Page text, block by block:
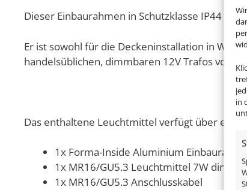
in
Dieser Einbaurahmen in Schutzklasse IP44
Er ist sowohl für die Deckeninstallation in
handelsüblichen, dimmbaren 12V Trafos von
Das enthaltene Leuchtmittel verfügt über
1x Forma-Inside Aluminium
1x MR16/GU5.3 Leuchtmittel 7W
1x MR16/GU5.3 Anschlusskabel